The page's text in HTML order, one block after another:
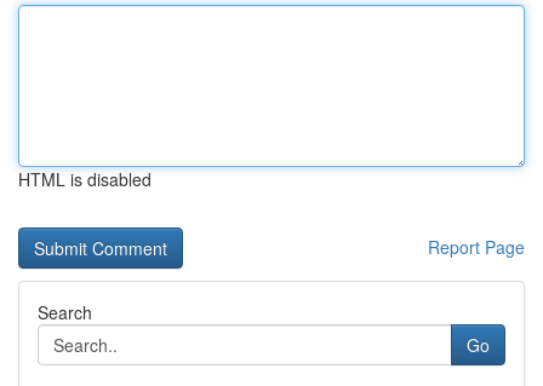
HTML is disabled
Report Page
Search
Go